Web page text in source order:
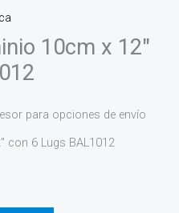
10cm x 12″
para opciones de envío
con 6 Lugs BAL1012